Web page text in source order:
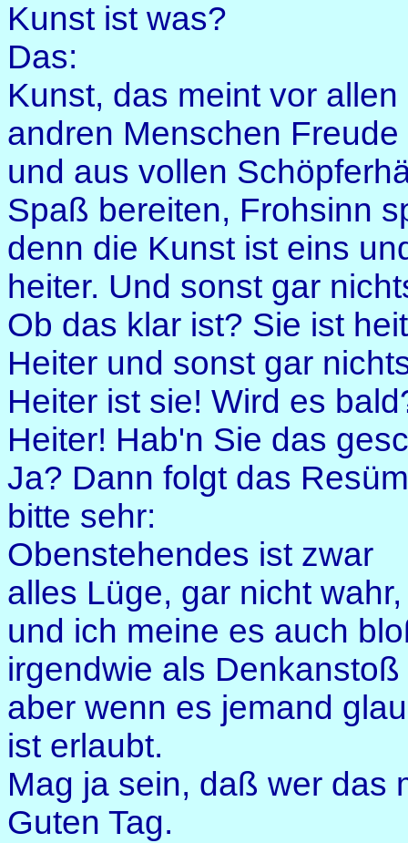
Kunst ist was?
Das:
Kunst, das meint vor
andren Menschen
und aus vollen
Spaß bereiten, Frohsinn
denn die Kunst ist eins
heiter. Und sonst gar
Ob das klar ist? Sie ist
Heiter und sonst gar
Heiter ist sie! Wird es
Heiter! Hab'n Sie das
Ja? Dann folgt das
bitte sehr:
Obenstehendes ist zwar
alles Lüge, gar nicht wahr,
und ich meine es auch
irgendwie als Denkanstoß
aber wenn es jemand
ist erlaubt.
Mag ja sein, daß wer das
Guten Tag.